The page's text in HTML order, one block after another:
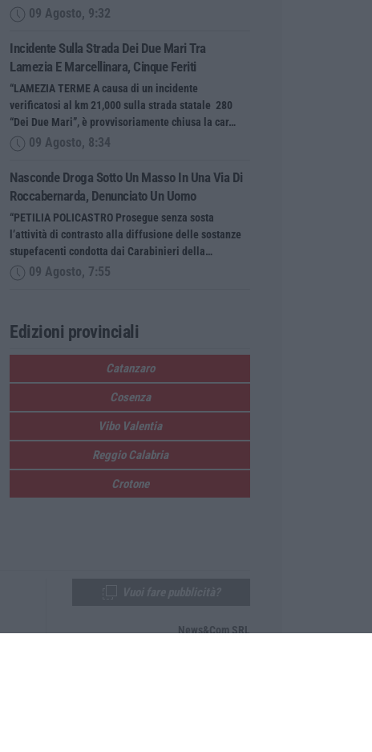
09 Agosto, 9:32
Incidente Sulla Strada Dei Due Mari Tra
Lamezia E Marcellinara, Cinque Feriti
“LAMEZIA TERME A causa di un incidente
verificatosi al km 21,000 sulla strada statale 280
“Dei Due Mari”, è provvisoriamente chiusa la car…
09 Agosto, 8:34
Nasconde Droga Sotto Un Masso In Una Via Di
Roccabernarda, Denunciato Un Uomo
“PETILIA POLICASTRO Prosegue senza sosta
l’attività di contrasto alla diffusione delle sostanze
stupefacenti condotta dai Carabinieri della…
09 Agosto, 7:55
Edizioni provinciali
Catanzaro
Cosenza
Vibo Valentia
Reggio Calabria
Crotone
News&Com SRL